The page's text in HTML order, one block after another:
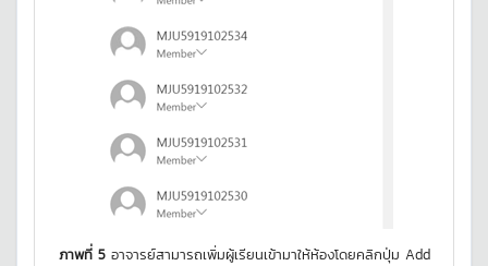
ภาพที่ 5 อาจารย์สามารถเพิ่มผู้เรียนเข้ามาให้ห้องโดยคลิกปุ่ม Add